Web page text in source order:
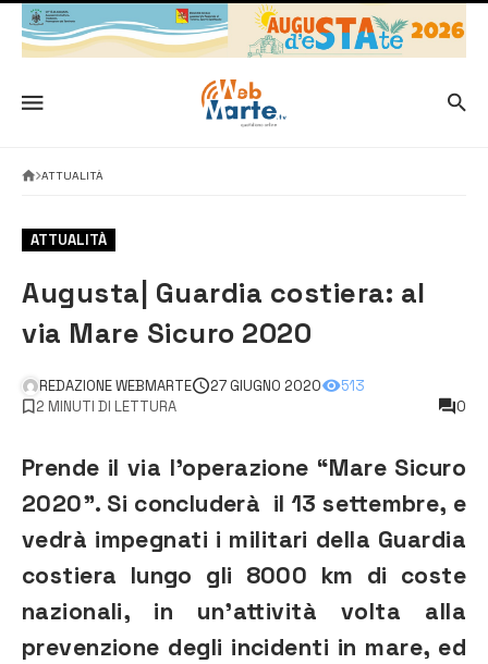
ATTUALITÀ
ATTUALITÀ
Augusta| Guardia costiera: al
via Mare Sicuro 2020
REDAZIONE WEBMARTE 27 GIUGNO 2020
513
2 MINUTI DI LETTURA
0
Prende il via l’operazione “Mare Sicuro
2020”. Si concluderà il 13 settembre, e
vedrà impegnati i militari della Guardia
costiera lungo gli 8000 km di coste
nazionali, in un’attività volta alla
prevenzione degli incidenti in mare, ed